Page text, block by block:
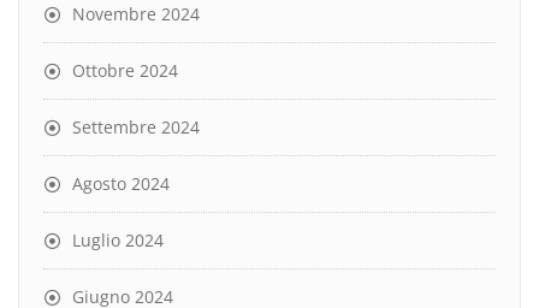
Novembre 2024
Ottobre 2024
Settembre 2024
Agosto 2024
Luglio 2024
Giugno 2024